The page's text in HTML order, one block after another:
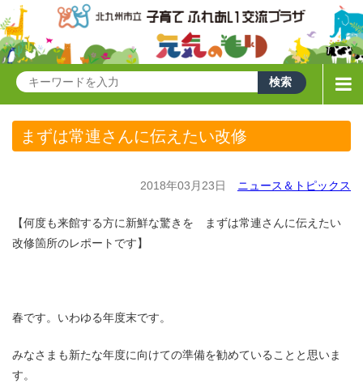
まずは常連さんに伝えたい改修
2018年03月23日 ニュース＆トピックス
【何度も来館する方に新鮮な驚きを まずは常連さんに伝えたい
改修箇所のレポートです】
春です。いわゆる年度末です。
みなさまも新たな年度に向けての準備を勧めていることと思いま
す。